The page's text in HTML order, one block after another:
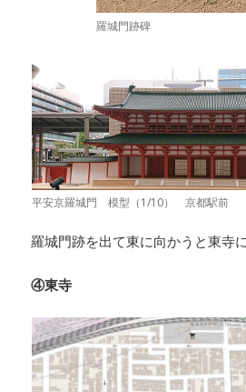
羅城門跡碑
平安京羅城門 模型（1/10） 京都駅前
羅城門跡を出て東に向かうと東寺
④東寺